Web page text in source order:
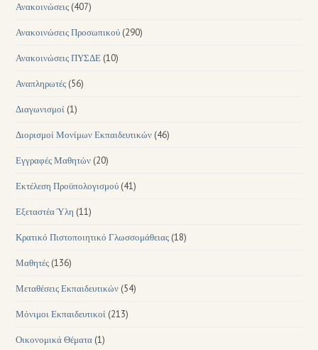
Ανακοινώσεις (407)
Ανακοινώσεις Προσωπικού (290)
Ανακοινώσεις ΠΥΣΔΕ (10)
Αναπληρωτές (56)
Διαγωνισμοί (1)
Διορισμοί Μονίμων Εκπαιδευτικών (46)
Εγγραφές Μαθητών (20)
Εκτέλεση Προϋπολογισμού (41)
Εξεταστέα Ύλη (11)
Κρατικό Πιστοποιητικό Γλωσσομάθειας (18)
Μαθητές (136)
Μεταθέσεις Εκπαιδευτικών (54)
Μόνιμοι Εκπαιδευτικοί (213)
Οικονομικά Θέματα (1)